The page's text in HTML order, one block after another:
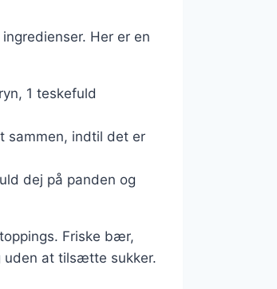
Her er en
1 teskefuld
sammen, indtil det er
dej på panden og
Friske bær,
uden at tilsætte sukker.